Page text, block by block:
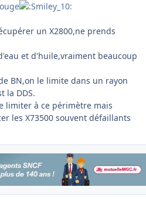
un X2800,ne prends
et d'huile,vraiment beaucoup
BN,on le limite dans un rayon
la DDS.
limiter à ce périmètre mais
les X73500 souvent défaillants